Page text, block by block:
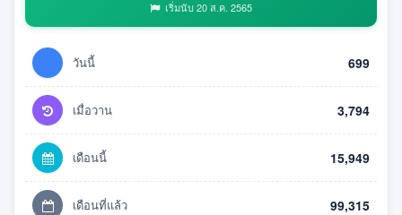
เริ่มนับ 20 ส.ค. 2565
วันนี้ 699
เมื่อวาน 3,794
เดือนนี้ 15,949
เดือนที่แล้ว 99,315